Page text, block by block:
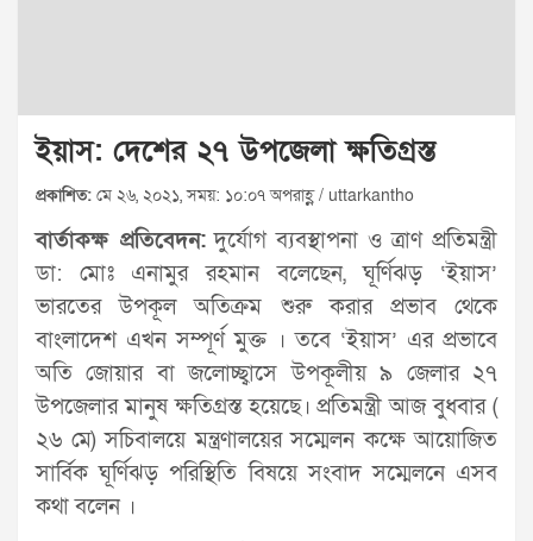
ইয়াস: দেশের ২৭ উপজেলা ক্ষতিগ্রস্ত
প্রকাশিত: মে ২৬, ২০২১, সময়: ১০:০৭ অপরাহ্ণ / uttarkantho
বার্তাকক্ষ প্রতিবেদন:দুর্যোগ ব্যবস্থাপনা ও ত্রাণ প্রতিমন্ত্রী
ডা: মোঃ এনামুর রহমান বলেছেন, ঘূর্ণিঝড় ‘ইয়াস’
ভারতের উপকূল অতিক্রম শুরু করার প্রভাব থেকে
বাংলাদেশ এখন সম্পূর্ণ মুক্ত । তবে ‘ইয়াস’ এর প্রভাবে
অতি জোয়ার বা জলোচ্ছ্বাসে উপকূলীয় ৯ জেলার ২৭
উপজেলার মানুষ ক্ষতিগ্রস্ত হয়েছে। প্রতিমন্ত্রী আজ বুধবার (
২৬ মে) সচিবালয়ে মন্ত্রণালয়ের সম্মেলন কক্ষে আয়োজিত
সার্বিক ঘূর্ণিঝড় পরিস্থিতি বিষয়ে সংবাদ সম্মেলনে এসব
কথা বলেন ।